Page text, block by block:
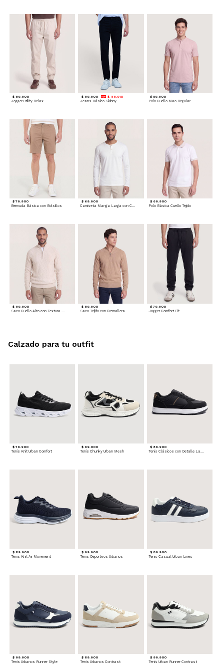
$ 89.900
Jogger Utility Relax
$ 99.900 $ 89.910
Jeans Básico Skinny
$ 59.900
Polo Cuello Mao Regular
$ 79.900
Bermuda Básica con Bolsillos
$ 69.900
Camiseta Manga Larga con Cuello Henley
$ 69.900
Polo Básica Cuello Tejido
$ 99.900
Saco Cuello Alto con Textura Trenzada
$ 89.900
Saco Tejido con Cremallera
$ 79.900
Jogger Comfort Fit
$ 79.900
Tenis Knit Urban Comfort
$ 99.000
Tenis Chunky Urban Mesh
$ 89.900
Tenis Clásicos con Detalle Lateral
$ 89.900
Tenis Knit Air Movement
$ 99.900
Tenis Deportivos Urbanos
$ 89.900
Tenis Casual Urban Lines
$ 99.900
Tenis Urbanos Runner Style
$ 89.900
Tenis Urbanos Contrast
$ 99.900
Tenis Urban Runner Contrast
Calzado para tu outfit